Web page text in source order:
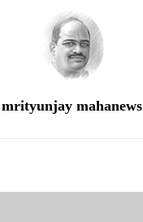
mrityunjay mahanews